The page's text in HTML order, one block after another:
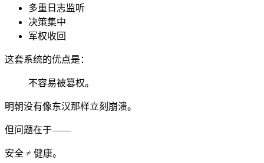
多重日志监听
决策集中
军权收回
这套系统的优点是：
不容易被篡权。
明朝没有像东汉那样立刻崩溃。
但问题在于——
安全 ≠ 健康。